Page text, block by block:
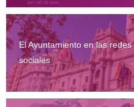
El Ayuntamiento en las redes
sociales